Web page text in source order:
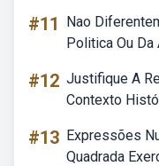
#11
Nao
Politica Ou
#12 Justifique A
Contexto
#13 Expressões
Quadrada